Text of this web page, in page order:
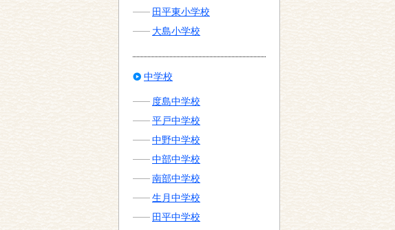
田平東小学校
大島小学校
中学校
度島中学校
平戸中学校
中野中学校
中部中学校
南部中学校
生月中学校
田平中学校